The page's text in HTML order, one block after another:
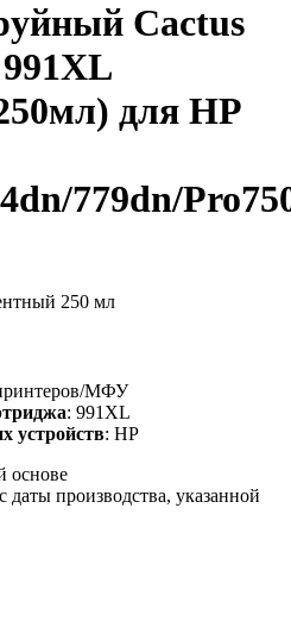
Cactus
для HP
779dn/
250 мл
МФУ
: 991XL
устройств: HP
основе
даты производства, указанной